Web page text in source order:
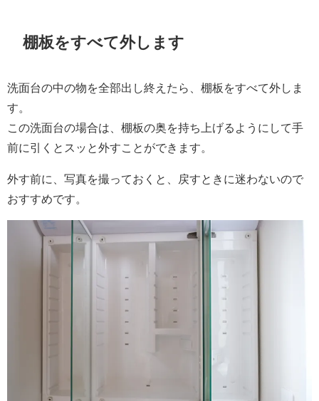
棚板をすべて外します
洗面台の中の物を全部出し終えたら、棚板をすべて外しま
す。
この洗面台の場合は、棚板の奥を持ち上げるようにして手
前に引くとスッと外すことができます。
外す前に、写真を撮っておくと、戻すときに迷わないので
おすすめです。